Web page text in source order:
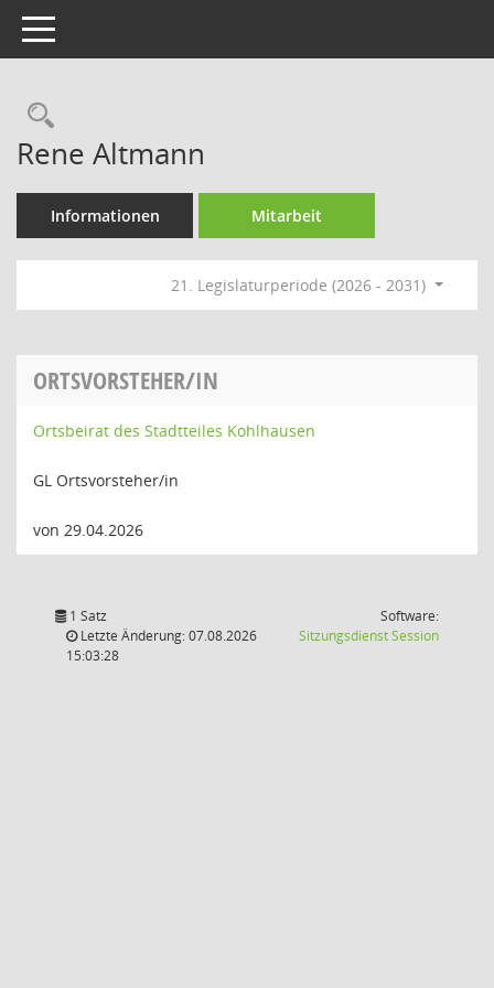
Toggle navigation
Rechercheauswahl
Rene Altmann
Informationen Mitarbeit
21. Legislaturperiode (2026 - 2031)
ORTSVORSTEHER/IN
Ortsbeirat des Stadtteiles Kohlhausen
GL Ortsvorsteher/in
von 29.04.2026
1 Satz
Letzte Änderung: 07.08.2026
15:03:28
Software:
SitzungsdienstSession(Wird in